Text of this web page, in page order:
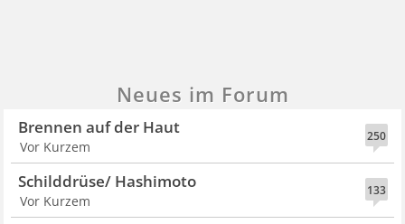
Neues im Forum
250
Brennen auf der Haut
Vor Kurzem
133
Schilddrüse/ Hashimoto
Vor Kurzem